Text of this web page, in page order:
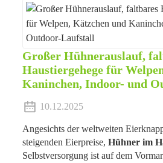
Großer Hühnerauslauf,
Haustiergehege für
Kaninchen, Indoor- und
10.12.2025
Angesichts der weltweiten
steigenden Eierpreise, Hühner im
Selbstversorgung ist auf dem